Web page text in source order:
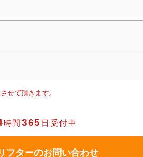
せて頂きます。
時間365 日受付中